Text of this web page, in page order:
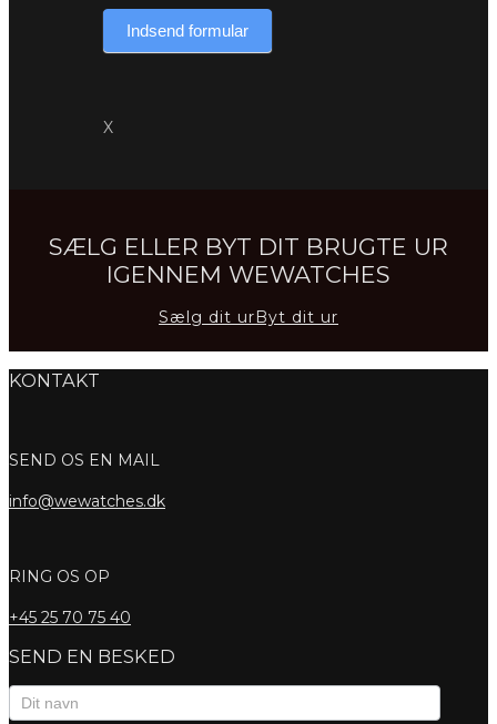
Indsend formular
X
SÆLG ELLER BYT DIT BRUGTE UR
IGENNEM WEWATCHES
Sælg dit urByt dit ur
KONTAKT
SEND OS EN MAIL
info@wewatches.dk
RING OS OP
+45 25 70 75 40
SEND EN BESKED
Kontaktformular